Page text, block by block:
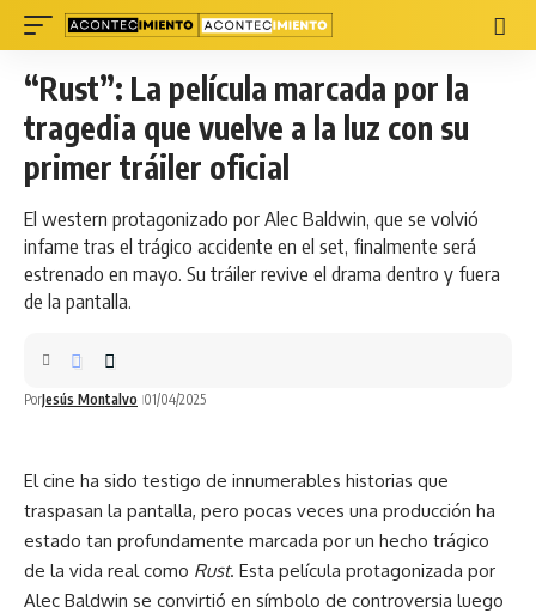
“Rust”: La película marcada por la
tragedia que vuelve a la luz con su
primer tráiler oficial
El western protagonizado por Alec Baldwin, que se volvió
infame tras el trágico accidente en el set, finalmente será
estrenado en mayo. Su tráiler revive el drama dentro y fuera
de la pantalla.
PorJesús Montalvo 01/04/2025
Elcine ha sido testigo de innumerables historias que
traspasan la pantalla, pero pocas veces una producción ha
estado tan profundamente marcada por un hecho trágico
de la vida real como Rust. Esta película protagonizada por
Alec Baldwin se convirtió en símbolo de controversia luego